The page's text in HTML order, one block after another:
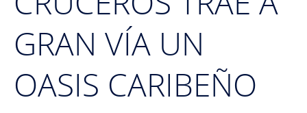
GRAN VÍA UN
OASIS CARIBEÑO